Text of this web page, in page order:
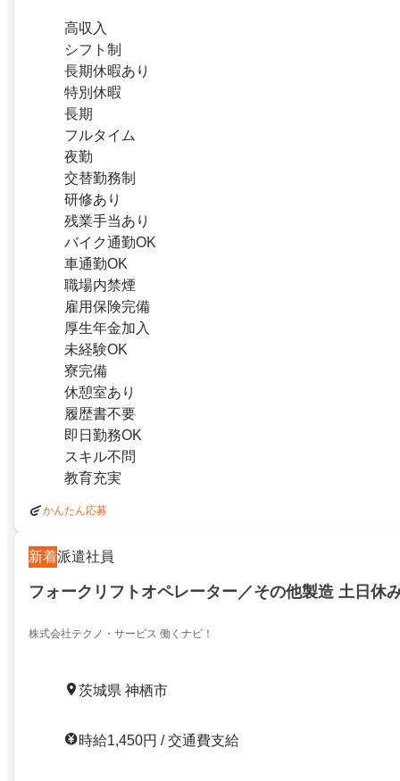
高収入
シフト制
長期休暇あり
特別休暇
長期
フルタイム
夜勤
交替勤務制
研修あり
残業手当あり
バイク通勤OK
車通勤OK
職場内禁煙
雇用保険完備
厚生年金加入
未経験OK
寮完備
休憩室あり
履歴書不要
即日勤務OK
スキル不問
教育充実
かんたん応募
新着派遣社員
フォークリフトオペレーター／その他製造 土日休
株式会社テクノ・サービス 働くナビ！
茨城県 神栖市
時給1,450円 / 交通費支給